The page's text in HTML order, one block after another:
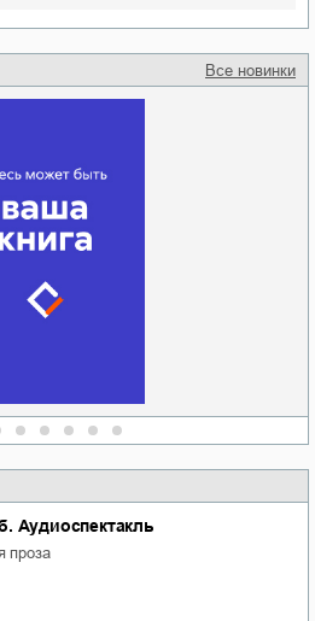
Все новинки
Аудиоспектакль
проза